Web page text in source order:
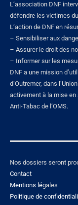
L’association DNF
défendre les victimes
L’action de DNF en
– Sensibiliser aux
– Assurer le droit des
– Informer sur les
DNF a une mission
d’Outremer, dans
activement à la mise en
Anti-Tabac de l’OMS.
Nos dossiers seront
Contact
Mentions légales
Politique de